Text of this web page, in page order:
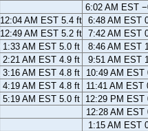
6:02 AM EST
12:04 AM EST 5.4 ft 6:48 AM EST
12:49 AM EST 5.2 ft 7:42 AM EST
1:33 AM EST 5.0 ft 8:46 AM EST
2:21 AM EST 4.9 ft 9:51 AM EST
3:16 AM EST 4.8 ft 10:49 AM EST
4:19 AM EST 4.8 ft 11:41 AM EST
5:19 AM EST 5.0 ft 12:29 PM EST
12:28 AM EST
1:15 AM EST